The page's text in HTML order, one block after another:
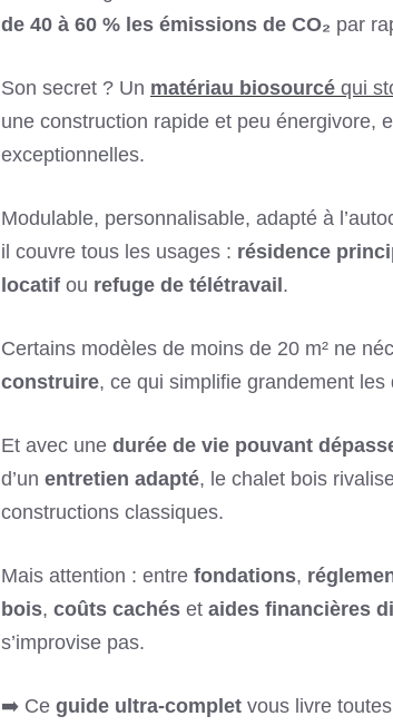
de 40 à 60 % les émissions de CO₂ par
Son secret ? Un matériau biosourcé qui
une construction rapide et peu énergivore,
exceptionnelles.
Modulable, personnalisable, adapté à
il couvre tous les usages : résidence
locatif ou refuge de télétravail.
Certains modèles de moins de 20 m² ne
construire, ce qui simplifie grandement les
Et avec une durée de vie pouvant
d’un entretien adapté, le chalet bois
constructions classiques.
Mais attention : entre fondations,
bois, coûts cachés et aides financières
s’improvise pas.
➡️ Ce guide ultra-complet vous livre